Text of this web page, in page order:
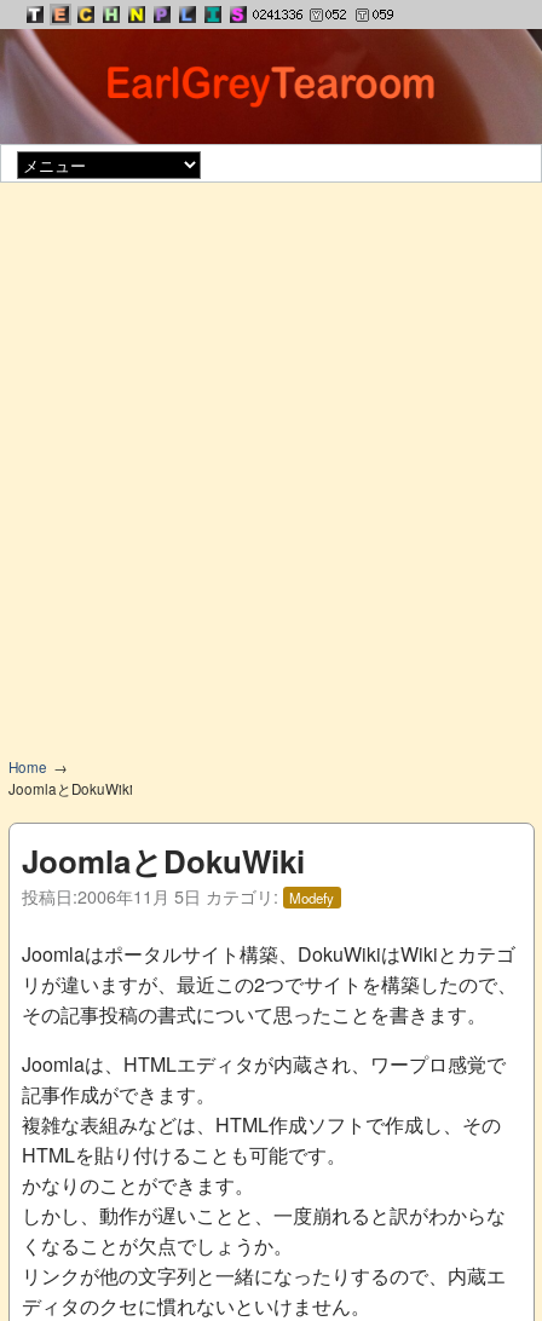
Home
JoomlaとDokuWiki
JoomlaとDokuWiki
投稿日:2006年11月 5日 カテゴリ: Modefy
Joomlaはポータルサイト構築、DokuWikiはWikiとカテゴ
リが違いますが、最近この2つでサイトを構築したので、
その記事投稿の書式について思ったことを書きます。
Joomlaは、HTMLエディタが内蔵され、ワープロ感覚で
記事作成ができます。
複雑な表組みなどは、HTML作成ソフトで作成し、その
HTMLを貼り付けることも可能です。
かなりのことができます。
しかし、動作が遅いことと、一度崩れると訳がわからな
くなることが欠点でしょうか。
リンクが他の文字列と一緒になったりするので、内蔵エ
ディタのクセに慣れないといけません。